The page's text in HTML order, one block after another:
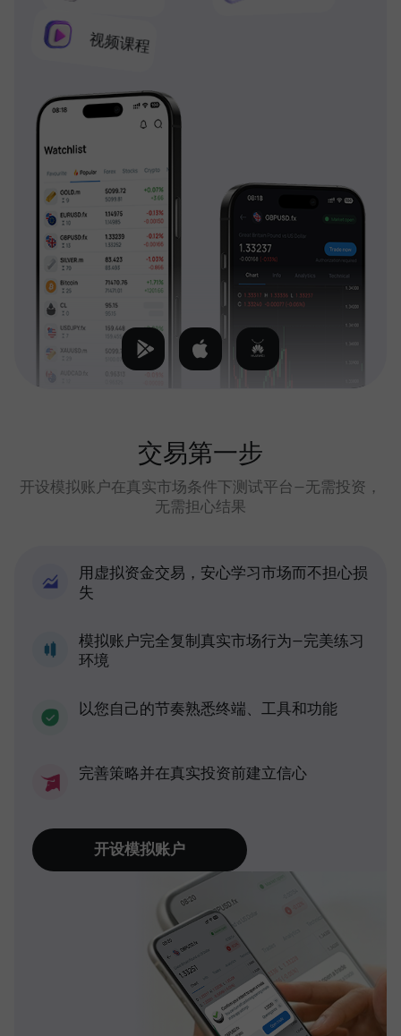
视频课程
交易第一步
开设模拟账户在真实市场条件下测试平台—无需投资，
无需担心结果
用虚拟资金交易，安心学习市场而不担心损
失
模拟账户完全复制真实市场行为—完美练习
环境
以您自己的节奏熟悉终端、工具和功能
完善策略并在真实投资前建立信心
开设模拟账户